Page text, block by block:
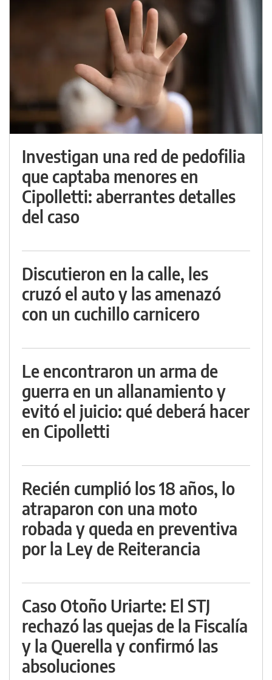
Investigan una red de pedofilia
que captaba menores en
Cipolletti: aberrantes detalles
del caso
Discutieron en la calle, les
cruzó el auto y las amenazó
con un cuchillo carnicero
Le encontraron un arma de
guerra en un allanamiento y
evitó el juicio: qué deberá hacer
en Cipolletti
Recién cumplió los 18 años, lo
atraparon con una moto
robada y queda en preventiva
por la Ley de Reiterancia
Caso Otoño Uriarte: El STJ
rechazó las quejas de la Fiscalía
y la Querella y confirmó las
absoluciones